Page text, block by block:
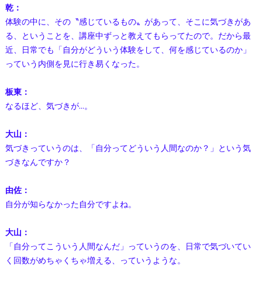
乾：
体験の中に、その〝感じているもの〟があって、そこに気づきがあ
る、ということを、講座中ずっと教えてもらってたので。だから最
近、日常でも「自分がどういう体験をして、何を感じているのか」
っていう内側を見に行き易くなった。
板東：
なるほど、気づきが…。
大山：
気づきっていうのは、「自分ってどういう人間なのか？」という気
づきなんですか？
由佐：
自分が知らなかった自分ですよね。
大山：
「自分ってこういう人間なんだ」っていうのを、日常で気づいてい
く回数がめちゃくちゃ増える、っていうような。